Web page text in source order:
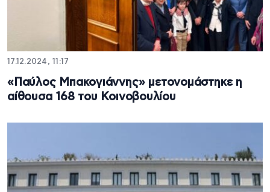
17.12.2024, 11:17
«Παύλος Μπακογιάννης» μετονομάστηκε η
αίθουσα 168 του Κοινοβουλίου